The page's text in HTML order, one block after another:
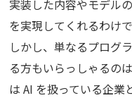
実装した内容やモデル
を実現してくれるわけ
しかし、単なるプログ
る方もいらっしゃるの
は AI を扱っている企業